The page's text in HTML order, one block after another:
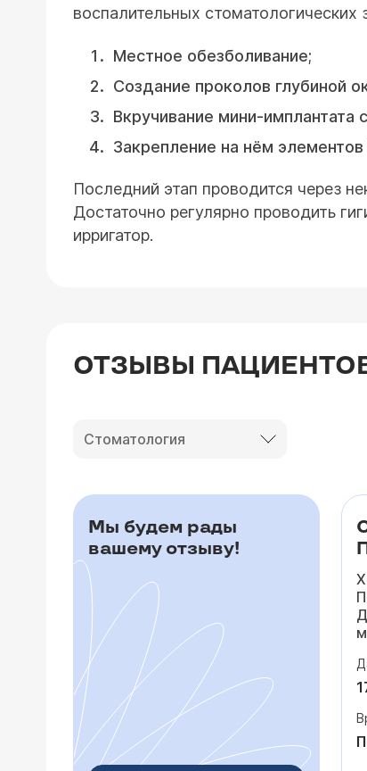
воспалительных
Местное обезболивание;
Создание проколов глубиной
Вкручивание мини-имплантата
Закрепление на нём
Последний этап проводится через
Достаточно регулярно проводить
ирригатор.
ОТЗЫВЫ
Стоматология
Мы будем рады
вашему отзыву!